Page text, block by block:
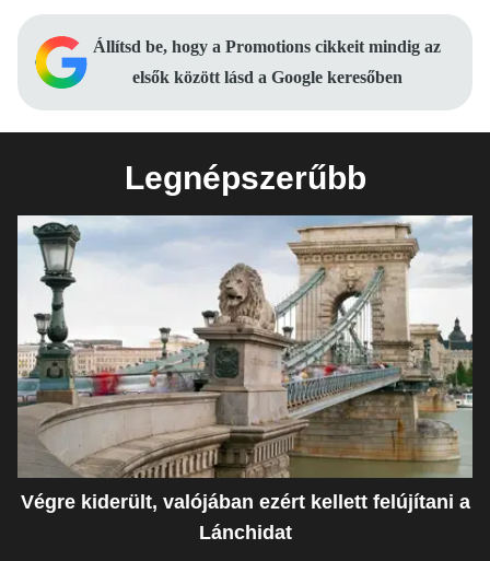
Állítsd be, hogy a Promotions cikkeit mindig az
elsők között lásd a Google keresőben
Legnépszerűbb
Végre kiderült, valójában ezért kellett felújítani a
Lánchidat